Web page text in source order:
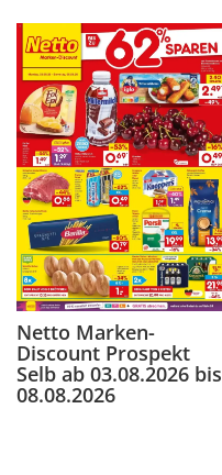
Netto Marken-
Discount Prospekt
Selb ab 03.08.2026 bis
08.08.2026